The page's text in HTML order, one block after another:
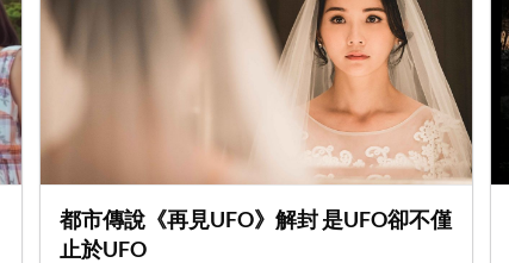
都市傳說《再見UFO》解封 是UFO卻不僅
止於UFO